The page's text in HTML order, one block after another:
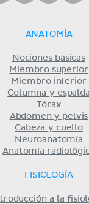
ANATOMÍA
Nociones básicas
Miembro superior
Miembro inferior
Columna y espalda
Tórax
Abdomen y pelvis
Cabeza y cuello
Neuroanatomía
Anatomía
FISIOLOGÍA
a la